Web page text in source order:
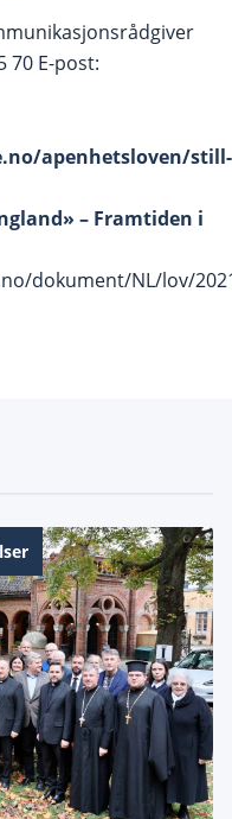
70 E-post:
apenhetsloven/still-
– Framtiden i
dokument/NL/lov/